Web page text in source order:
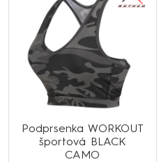
Podprsenka WORKOUT
športová BLACK
CAMO